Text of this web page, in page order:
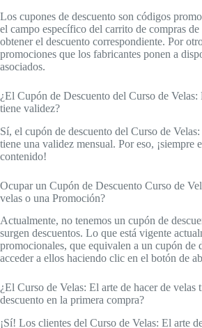
Los cupones de descuento son códigos
el campo específico del carrito de compras
obtener el descuento correspondiente. Por
promociones que los fabricantes ponen a
asociados.
¿El Cupón de Descuento del Curso de Velas:
tiene validez?
Sí, el cupón de descuento del Curso de
tiene una validez mensual. Por eso, ¡siempre
contenido!
Ocupar un Cupón de Descuento Curso de
velas o una Promoción?
Actualmente, no tenemos un cupón de
surgen descuentos. Lo que está vigente
promocionales, que equivalen a un cupón de
acceder a ellos haciendo clic en el botón de
¿El Curso de Velas: El arte de hacer de velas
descuento en la primera compra?
¡Sí! Los clientes del Curso de Velas: El arte